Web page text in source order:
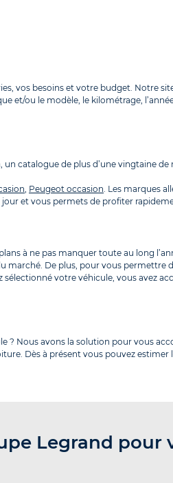
vos besoins et votre budget. Notre
ou le modèle, le kilométrage,
catalogue de plus d’une vingtaine
Peugeot occasion . Les marques
et vous permets de profiter
à ne pas manquer toute au long
marché. De plus, pour vous
votre véhicule, vous avez
? Nous avons la solution pour vous
Dès à présent vous pouvez
Legrand pour